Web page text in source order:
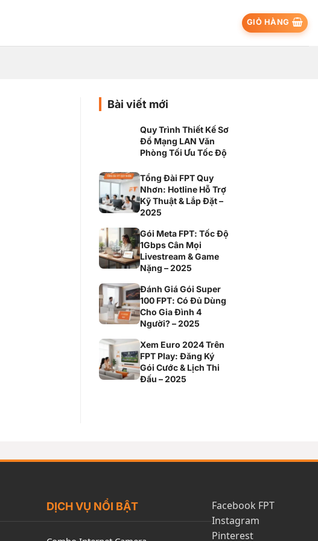
GIỎ HÀNG
Bài viết mới
Quy Trình Thiết Kế Sơ
Đồ Mạng LAN Văn
Phòng Tối Ưu Tốc Độ
Tổng Đài FPT Quy
Nhơn: Hotline Hỗ Trợ
Kỹ Thuật & Lắp Đặt –
2025
Gói Meta FPT: Tốc Độ
1Gbps Cân Mọi
Livestream & Game
Nặng – 2025
Đánh Giá Gói Super
100 FPT: Có Đủ Dùng
Cho Gia Đình 4
Người? – 2025
Xem Euro 2024 Trên
FPT Play: Đăng Ký
Gói Cước & Lịch Thi
Đấu – 2025
DỊCH VỤ NỔI BẬT
Facebook FPT
Instagram
Pinterest